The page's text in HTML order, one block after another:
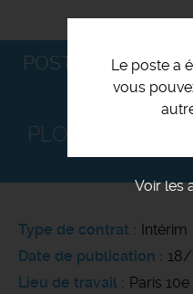
Le poste a
vous
Voir les
POSTULEZ
PLOMBIER
Type de contrat
Intérim
Date de publication
Lieu de travail
Paris